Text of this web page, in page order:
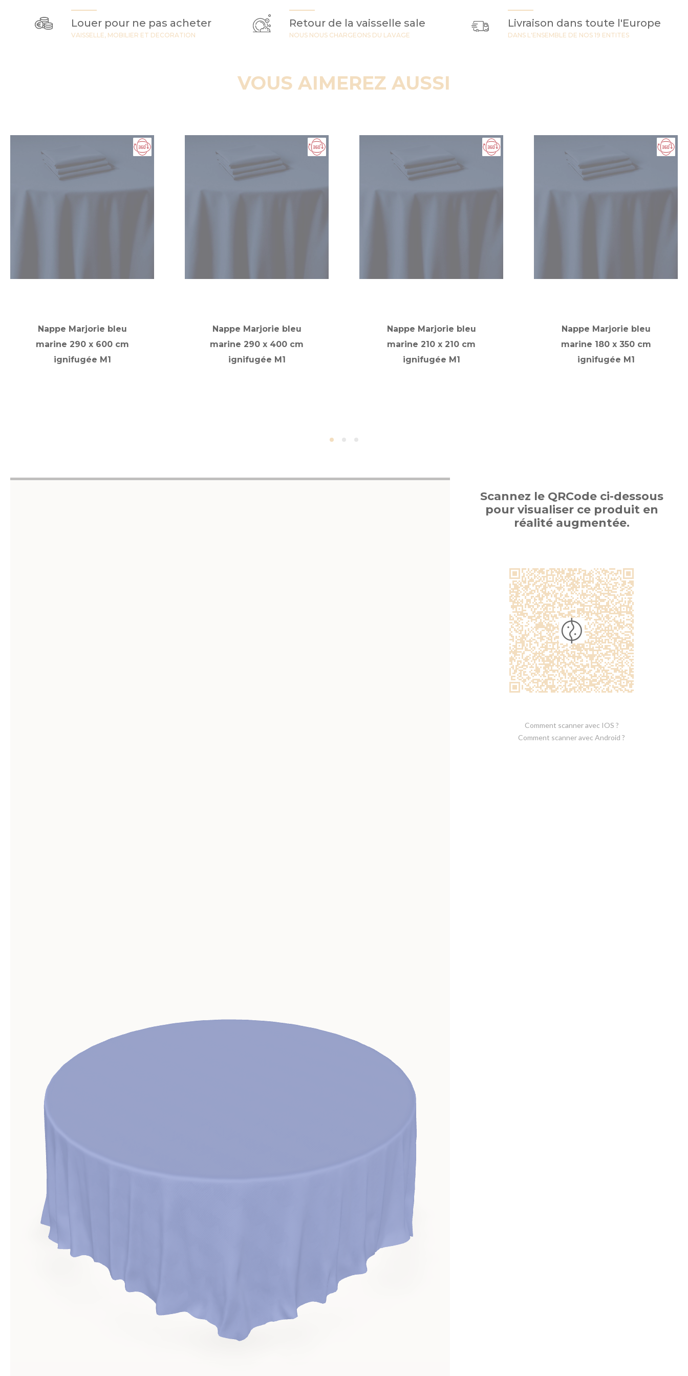
Louer pour ne pas acheter
VAISSELLE, MOBILIER ET DECORATION
Retour de la vaisselle sale
NOUS NOUS CHARGEONS DU LAVAGE
Livraison dans toute l'Europe
DANS L'ENSEMBLE DE NOS 19 ENTITES
VOUS AIMEREZ AUSSI
Nappe Marjorie bleu
marine 290 x 600 cm
ignifugée M1
Nappe Marjorie bleu
marine 290 x 400 cm
ignifugée M1
Nappe Marjorie bleu
marine 210 x 210 cm
ignifugée M1
Nappe Marjorie bleu
marine 180 x 350 cm
ignifugée M1
Scannez le QRCode ci-dessous
pour visualiser ce produit en
réalité augmentée.
Comment scanner avec IOS ?
Comment scanner avec Android ?